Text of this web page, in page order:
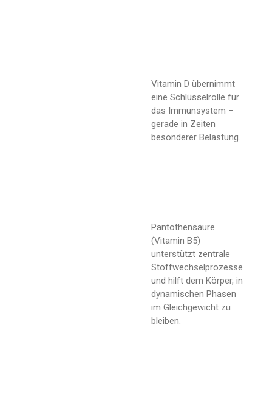
Vitamin D übernimmt
eine Schlüsselrolle für
das Immunsystem –
gerade in Zeiten
besonderer Belastung.
Pantothensäure
(Vitamin B5)
unterstützt zentrale
Stoffwechselprozesse
und hilft dem Körper, in
dynamischen Phasen
im Gleichgewicht zu
bleiben.